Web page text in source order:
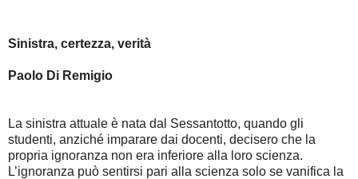
Sinistra, certezza, verità
Paolo Di Remigio
La sinistra attuale è nata dal Sessantotto, quando gli
studenti, anziché imparare dai docenti, decisero che la
propria ignoranza non era inferiore alla loro scienza.
L’ignoranza può sentirsi pari alla scienza solo se vanifica la